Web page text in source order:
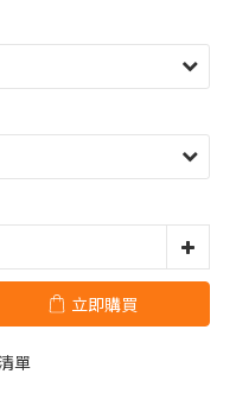
立即購買
單